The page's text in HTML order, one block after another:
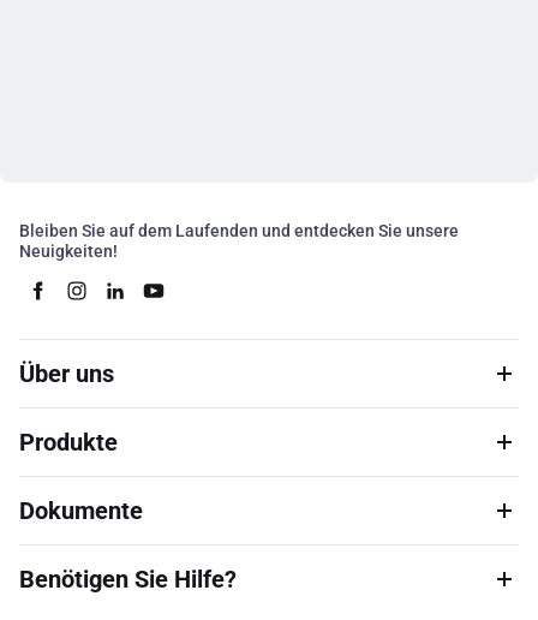
Bleiben Sie auf dem Laufenden und entdecken Sie unsere
Neuigkeiten!
Über uns
Produkte
Dokumente
Benötigen Sie Hilfe?